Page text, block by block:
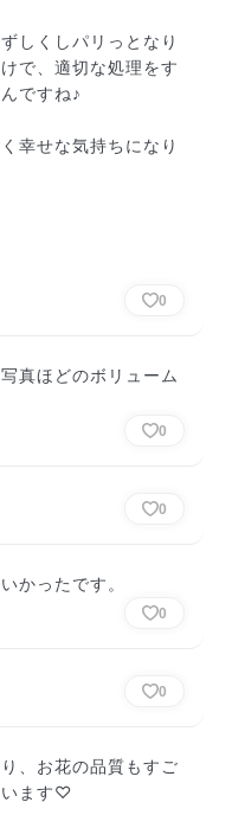
しくしパリっとなり
で、適切な処理をす
ですね♪
幸せな気持ちになり
0
真ほどのボリューム
0
0
かったです。
0
0
、お花の品質もすご
います♡